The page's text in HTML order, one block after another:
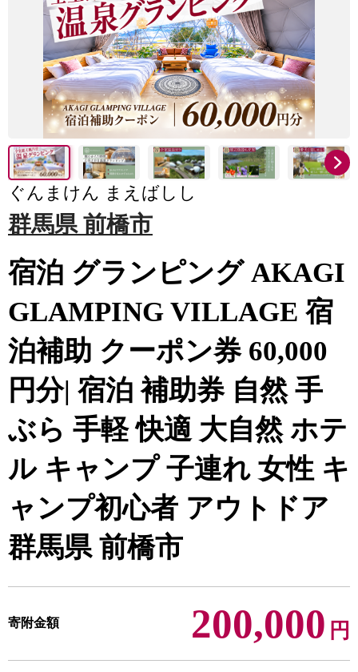
ぐんまけん まえばしし
群馬県 前橋市
宿泊 グランピング AKAGI
GLAMPING VILLAGE 宿
泊補助 クーポン券 60,000
円分| 宿泊 補助券 自然 手
ぶら 手軽 快適 大自然 ホテ
ル キャンプ 子連れ 女性 キ
ャンプ初心者 アウトドア
群馬県 前橋市
寄附金額 200,000 円